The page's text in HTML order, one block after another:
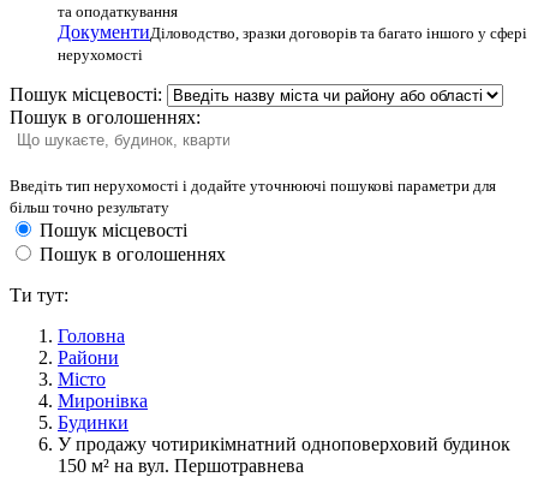
та оподаткування
ДокументиДіловодство, зразки договорів та багато іншого у сфері
нерухомості
Пошук місцевості:
Пошук в оголошеннях:
Введіть тип нерухомості і додайте уточнюючі пошукові параметри для
більш точно результату
Пошук місцевості
Пошук в оголошеннях
Ти тут:
Головна
Райони
Місто
Миронівка
Будинки
У продажу чотирикімнатний одноповерховий будинок
150 м² на вул. Першотравнева